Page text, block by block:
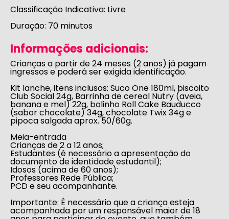
Classificação Indicativa: Livre
Duração: 70 minutos
Informações adicionais:
Crianças a partir de 24 meses (2 anos) já pagam
ingressos e poderá ser exigida identificação.
Kit lanche, itens inclusos: Suco One 180ml, biscoito
Club Social 24g, Barrinha de cereal Nutry (aveia,
banana e mel) 22g, bolinho Roll Cake Bauducco
(sabor chocolate) 34g, chocolate Twix 34g e
pipoca salgada aprox. 50/60g.
Meia-entrada
Crianças de 2 a 12 anos;
Estudantes (é necessário a apresentação do
documento de identidade estudantil);
Idosos (acima de 60 anos);
Professores Rede Pública;
PCD e seu acompanhante.
Importante: É necessário que a criança esteja
acompanhada por um responsável maior de 18